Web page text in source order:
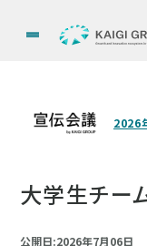
2026
大学生チー
公開日:2026年7月06日